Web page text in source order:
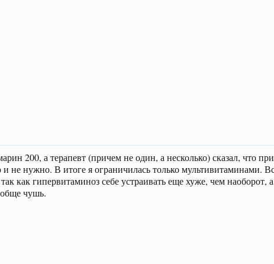
200, а терапевт (причем не один, а несколько) сказал, что
не нужно. В итоге я ограничилась только мультивитаминами.
как гипервитаминоз себе устраивать еще хуже, чем наоборот, а
чушь.